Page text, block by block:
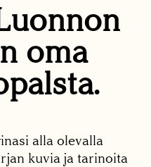
oma
alla olevalla
kuvia ja tarinoita